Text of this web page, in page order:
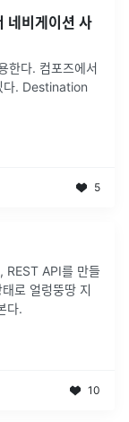
비게이션 사
즈에서
5
REST API를 만들
로 얼렁뚱땅 지
다.
10